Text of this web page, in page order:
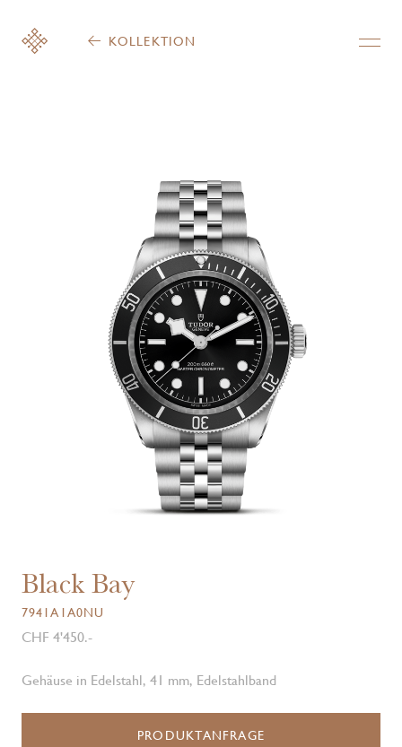
KOLLEKTION
Black Bay
7941A1A0NU
CHF 4'450.-
Gehäuse in Edelstahl, 41 mm, Edelstahlband
PRODUKTANFRAGE